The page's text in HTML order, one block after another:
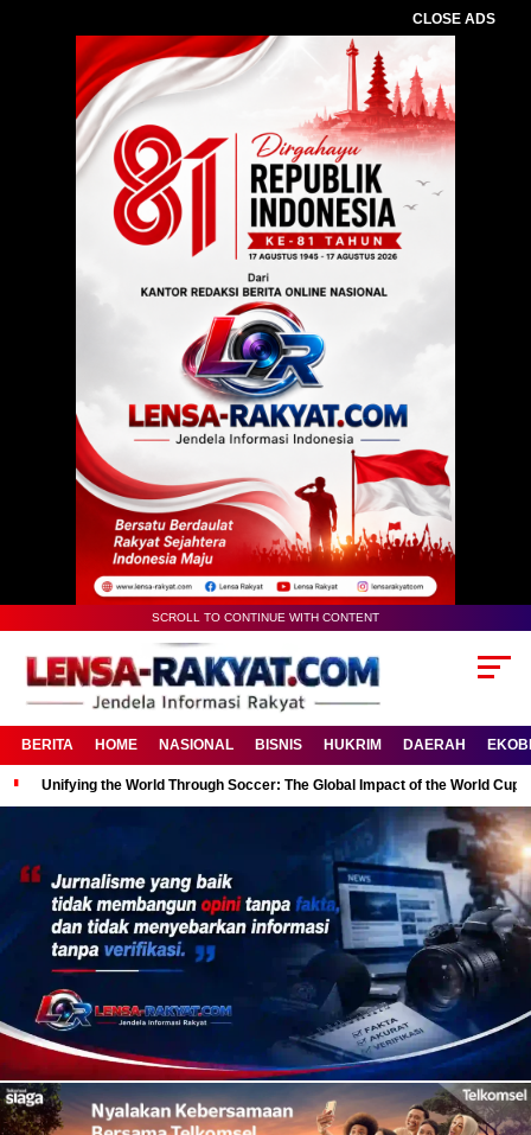
CLOSE ADS
SCROLL TO CONTINUE WITH CONTENT
BERITA HOME NASIONAL BISNIS HUKRIM DAERAH
Unifying the World Through Soccer: The Global Impact of the World Cup